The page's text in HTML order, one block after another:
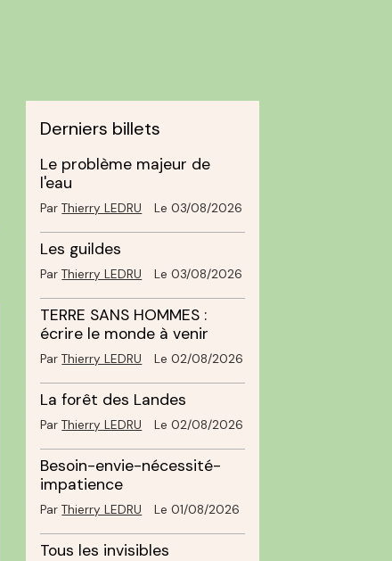
Derniers billets
Le problème majeur de
l'eau
ParThierry LEDRU Le 03/08/2026
Les guildes
ParThierry LEDRU Le 03/08/2026
TERRE SANS HOMMES :
écrire le monde à venir
ParThierry LEDRU Le 02/08/2026
La forêt des Landes
ParThierry LEDRU Le 02/08/2026
Besoin-envie-nécessité-
impatience
ParThierry LEDRU Le 01/08/2026
Tous les invisibles